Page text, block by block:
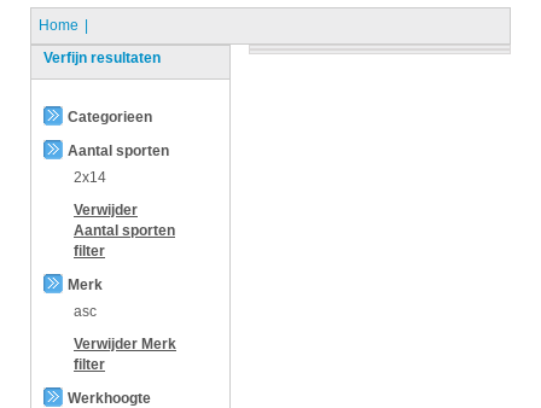
Home
Verfijn resultaten
Categorieen
Aantal sporten
2x14
Verwijder
Aantal sporten
filter
Merk
asc
Verwijder Merk
filter
Werkhoogte